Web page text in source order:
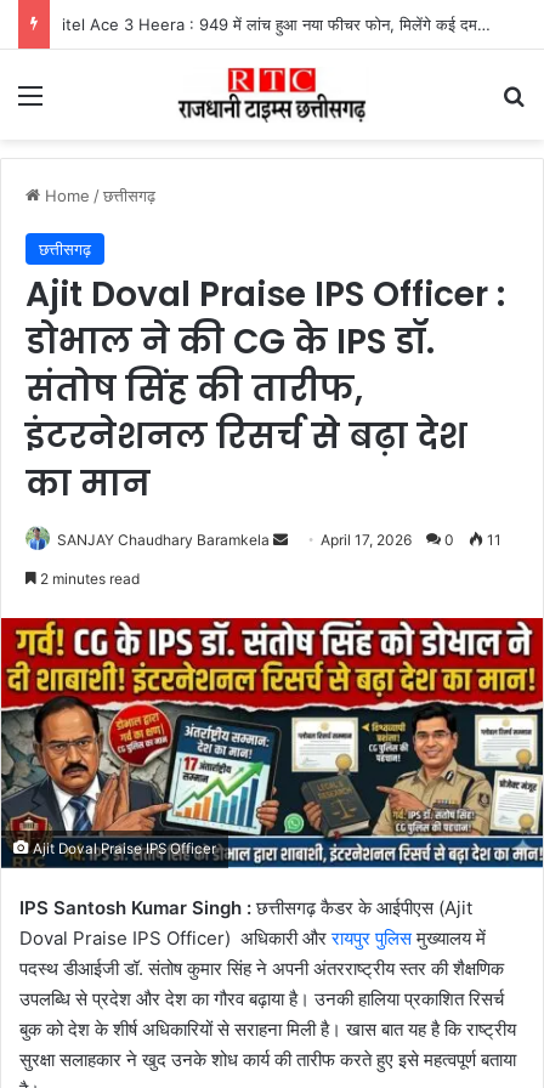
itel Ace 3 Heera : 949 में लांच हुआ नया फीचर फोन, मिलेंगे कई दमदार फीचर्स
Menu
Home /छत्तीसगढ़
छत्तीसगढ़
Ajit Doval Praise IPS Officer :
डोभाल ने की CG के IPS डॉ.
संतोष सिंह की तारीफ,
इंटरनेशनल रिसर्च से बढ़ा देश
का मान
SANJAY Chaudhary Baramkela
SendApril 17, 2026 0 11
2 minutes read
Ajit Doval Praise IPS Officer
IPS Santosh Kumar Singh :छत्तीसगढ़ कैडर के आईपीएस (Ajit
Doval Praise IPS Officer) अधिकारी औररायपुर पुलिसमुख्यालय में
पदस्थ डीआईजी डॉ. संतोष कुमार सिंह ने अपनी अंतरराष्ट्रीय स्तर की शैक्षणिक
उपलब्धि से प्रदेश और देश का गौरव बढ़ाया है। उनकी हालिया प्रकाशित रिसर्च
बुक को देश के शीर्ष अधिकारियों से सराहना मिली है। खास बात यह है कि राष्ट्रीय
सुरक्षा सलाहकार ने खुद उनके शोध कार्य की तारीफ करते हुए इसे महत्वपूर्ण बताया